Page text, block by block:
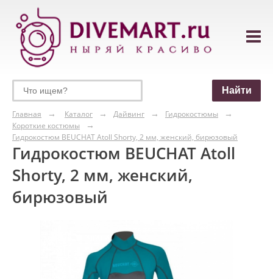
Главная Каталог Дайвинг
Гидрокостюмы
Короткие костюмы
Гидрокостюм BEUCHAT Atoll Shorty, 2 мм, женский, бирюзовый
Гидрокостюм BEUCHAT Atoll
Shorty, 2 мм, женский,
бирюзовый